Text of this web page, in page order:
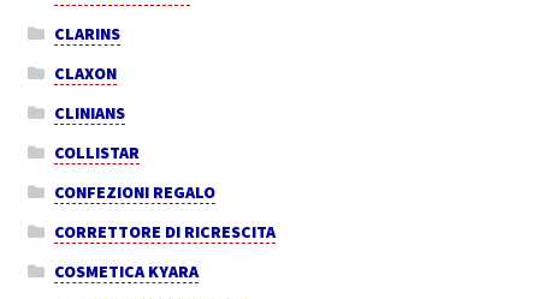
CLARINS
CLAXON
CLINIANS
COLLISTAR
CONFEZIONI REGALO
CORRETTORE DI RICRESCITA
COSMETICA KYARA